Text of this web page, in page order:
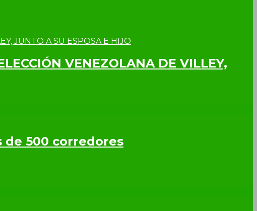
VENEZOLANA DE VILLEY,
de 500 corredores